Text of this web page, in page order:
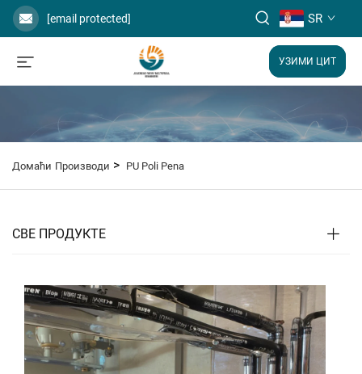
[email protected] SR
УЗИМИ ЦИТ
Домаћи Производи > PU Poli Pena
СВЕ ПРОДУКТЕ